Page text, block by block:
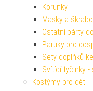
Korunky
Masky a
Ostatní párty
Paruky pro
Sety doplňků
Svítící tyčinky
Kostýmy pro děti